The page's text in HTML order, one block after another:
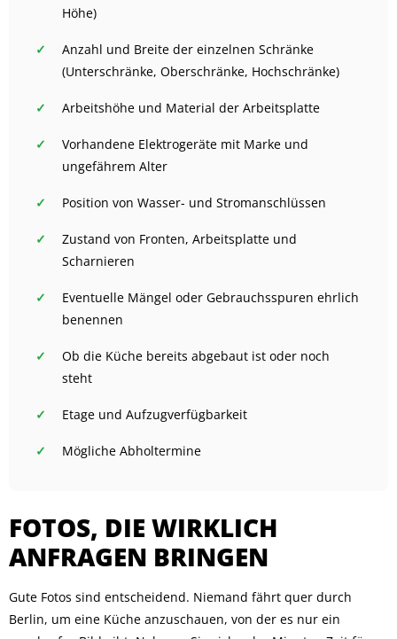
Höhe)
Anzahl und Breite der einzelnen Schränke
(Unterschränke, Oberschränke, Hochschränke)
Arbeitshöhe und Material der Arbeitsplatte
Vorhandene Elektrogeräte mit Marke und
ungefährem Alter
Position von Wasser- und Stromanschlüssen
Zustand von Fronten, Arbeitsplatte und
Scharnieren
Eventuelle Mängel oder Gebrauchsspuren ehrlich
benennen
Ob die Küche bereits abgebaut ist oder noch
steht
Etage und Aufzugverfügbarkeit
Mögliche Abholtermine
FOTOS, DIE WIRKLICH
ANFRAGEN BRINGEN
Gute Fotos sind entscheidend. Niemand fährt quer durch
Berlin, um eine Küche anzuschauen, von der es nur ein